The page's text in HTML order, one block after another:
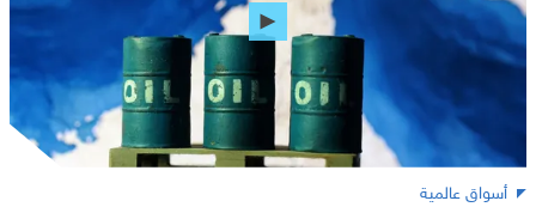
أسواق عالمية